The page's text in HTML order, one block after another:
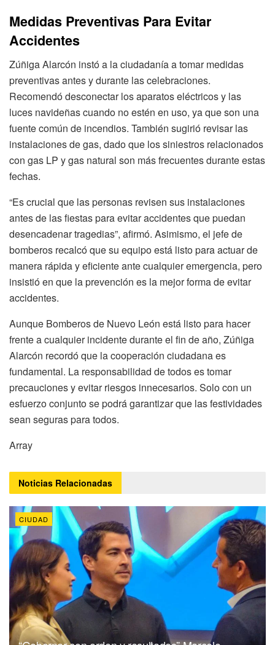
Medidas Preventivas Para Evitar
Accidentes
Zúñiga Alarcón instó a la ciudadanía a tomar medidas
preventivas antes y durante las celebraciones.
Recomendó desconectar los aparatos eléctricos y las
luces navideñas cuando no estén en uso, ya que son una
fuente común de incendios. También sugirió revisar las
instalaciones de gas, dado que los siniestros relacionados
con gas LP y gas natural son más frecuentes durante estas
fechas.
“Es crucial que las personas revisen sus instalaciones
antes de las fiestas para evitar accidentes que puedan
desencadenar tragedias”, afirmó. Asimismo, el jefe de
bomberos recalcó que su equipo está listo para actuar de
manera rápida y eficiente ante cualquier emergencia, pero
insistió en que la prevención es la mejor forma de evitar
accidentes.
Aunque Bomberos de Nuevo León está listo para hacer
frente a cualquier incidente durante el fin de año, Zúñiga
Alarcón recordó que la cooperación ciudadana es
fundamental. La responsabilidad de todos es tomar
precauciones y evitar riesgos innecesarios. Solo con un
esfuerzo conjunto se podrá garantizar que las festividades
sean seguras para todos.
Array
Noticias Relacionadas
CIUDAD